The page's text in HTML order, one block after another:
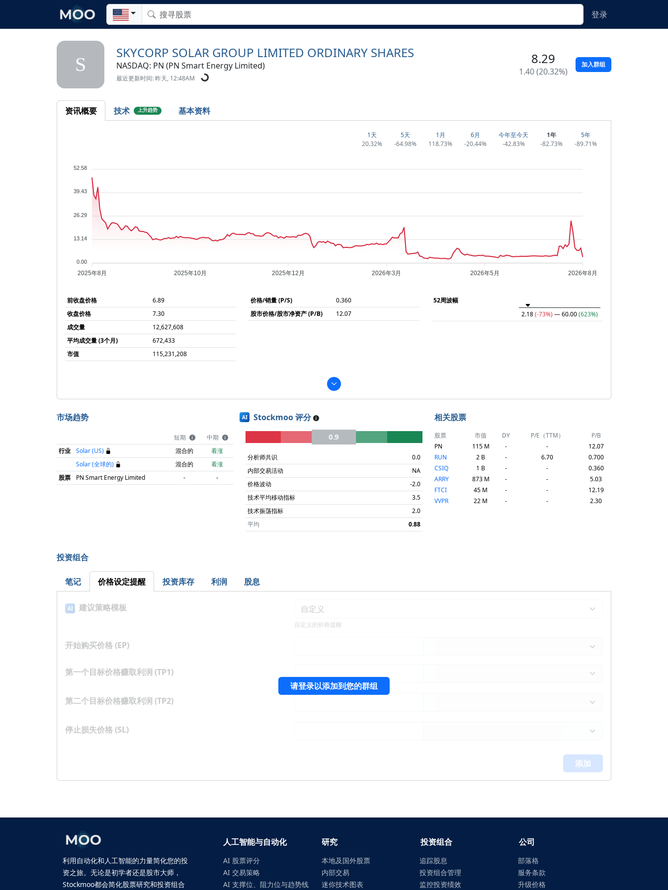
登录
S
SKYCORP SOLAR GROUP LIMITED ORDINARY SHARES
NASDAQ: PN (PN Smart Energy Limited)
最近更新时间: 昨天, 12:48AM
8.29
1.40 (20.32%)
加入群组
资讯概要 技术 上升趋势 基本资料
1天
20.32%
5天
-64.98%
1月
118.73%
6月
-20.44%
今年至今天
-42.83%
1年
-82.73%
5年
-89.71%
52.58
39.43
26.29
13.14
0.00
2025年8月 2025年10月 2025年12月 2026年3月 2026年5月 2026年8月
前收盘价格
6.89
收盘价格
7.30
成交量
12,627,608
平均成交量 (3个月)
672,433
市值
115,231,208
价格/销量 (P/S)
0.360
股市价格/股市净资产 (P/B)
12.07
52周波幅
2.18(-73%) — 60.00(623%)
市场趋势
短期
中期
行业
Solar (US) 混合的
看涨
Solar (全球的)
混合的
看涨
股票
PN Smart Energy Limited - -
AI Stockmoo 评分
0.9
分析师共识
0.0
内部交易活动
NA
价格波动
-2.0
技术平均移动指标
3.5
技术振荡指标
2.0
平均
0.88
相关股票
股票 市值 DY P/E（TTM）
P/B
PN
115 M - -
12.07
RUN
2 B - 6.70
0.700
CSIQ
1 B - -
0.360
ARRY
873 M - -
5.03
FTCI
45 M - -
12.19
VVPR
22 M - - 2.30
投资组合
笔记 价格设定提醒 投资库存 利润 股息
请登录以添加到您的群组
AI 建议策略模板
自定义的价格提醒
开始购买价格 (EP)
第一个目标价格赚取利润 (TP1)
第二个目标价格赚取利润 (TP2)
停止损失价格 (SL)
添加
人工智能与自动化 研究 投资组合 公司
利用自动化和人工智能的力量简化您的投
资之旅。无论是初学者还是股市大师，
Stockmoo都会简化股票研究和投资组合
AI 股票评分
AI 交易策略
AI 支撑位、阻力位与趋势线
本地及国外股票
内部交易
迷你技术图表
追踪股息
投资组合管理
监控投资绩效
部落格
服务条款
升级价格